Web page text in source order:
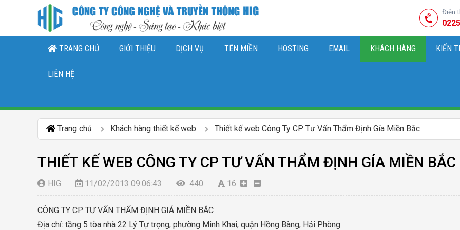
Điện
TRANG CHỦ GIỚI THIỆU DỊCH VỤ TÊN MIỀN HOSTING EMAIL KHÁCH HÀNG KIẾN
LIÊN HỆ
Trang chủ Khách hàng thiết kế web Thiết kế web Công Ty CP Tư Vấn Thẩm Định Gía Miền Bắc
THIẾT KẾ WEB CÔNG TY CP TƯ VẤN THẨM ĐỊNH GÍA MIỀN BẮC
HIG 11/02/2013 09:06:43 440 16
CÔNG TY CP TƯ VẤN THẨM ĐỊNH GIÁ MIỀN BẮC
Địa chỉ: tầng 5 tòa nhà 22 Lý Tự trọng, phường Minh Khai, quận Hồng Bàng, Hải Phòng